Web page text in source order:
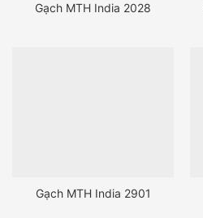
Gạch MTH India 2028
Gạch MTH India 2901